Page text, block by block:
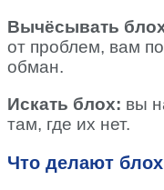
Вычёсывать
от проблем, вам
обман.
Искать блох: вы
там, где их нет.
Что делают